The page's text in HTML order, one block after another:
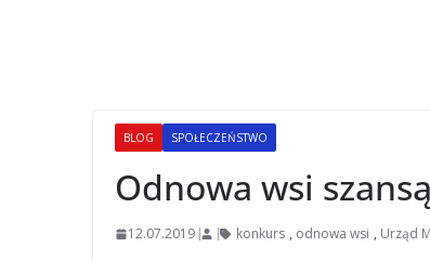
BLOG SPOŁECZEŃSTWO
Odnowa wsi
12.07.2019 konkurs , odnowa wsi , Urząd